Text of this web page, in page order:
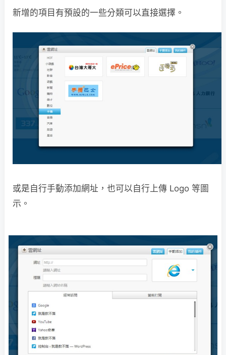
新增的項目有預設的一些分類可以直接選擇。
或是自行手動添加網址，也可以自行上傳 Logo 等圖
示。